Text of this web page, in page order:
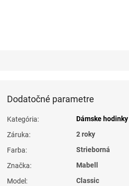
Dodatočné parametre
Kategória:
Dámske hodinky
Záruka:
2 roky
Farba:
Strieborná
Značka:
Mabell
Model :
Classic